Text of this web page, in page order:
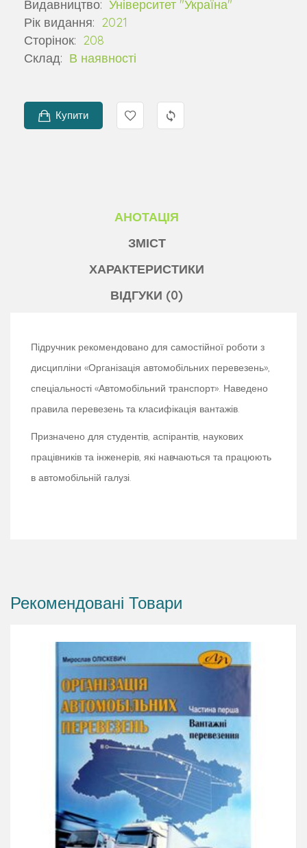
Видавництво: Університет "Україна"
Рік видання: 2021
Сторінок: 208
Склад: В наявності
Купити
АНОТАЦІЯ
ЗМІСТ
ХАРАКТЕРИСТИКИ
ВІДГУКИ (0)
Підручник рекомендовано для самостійної роботи з
дисципліни «Організація автомобільних перевезень»,
спеціальності «Автомобільний транспорт». Наведено
правила перевезень та класифікація вантажів.
Призначено для студентів, аспірантів, наукових
працівників та інженерів, які навчаються та працюють
в автомобільній галузі.
Рекомендовані Товари